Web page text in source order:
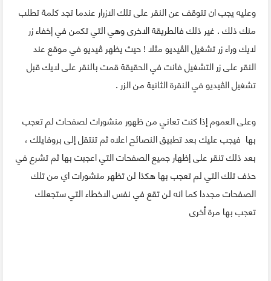
وعليه يجب ان تتوقف عن النقر على تلك الازرار عندما تجد كلمة تطلب
منك ذلك . غير ذلك فالطريقة الاخرى وهي التي تكمن في إخفاء زر
لايك وراء زر تشغيل الڤيديو مثلا ! حيث يظهر ڤيديو في موقع عند
النقر على زر التشغيل فانت في الحقيقة قمت بالنقر على لايك قبل
تشغيل الڤيديو في النقرة الثانية من الزر .
وعلى العموم إذا كنت تعاني من ظهور منشورات لصفحات لم تعجب
بها فيجب عليك بعد تطبيق النصائح اعلاه ثم تنتقل إلى بروفايلك ،
بعد ذلك تنقر على إظهار جميع الصفحات التي اعجبت بها ثم تشرع في
حذف تلك التي لم تعجب بها هكذا لن تظهر منشورات اي من تلك
الصفحات مجددا كما انه لن تقع في نفس الاخطاء التي ستجعلك
تعجب بها مرة أخرى